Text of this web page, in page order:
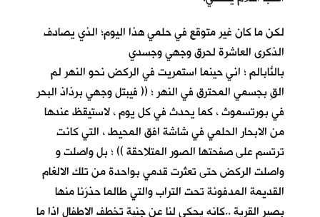
لكن ما كان غير متوقعٍ في حلمي هذا اليوم؛ الذي يصادف
الذكرى العاشرة لحرق وجهي وجسدي
بالنّابالم ؛ اني حينما استمريتُ في الركض نحو النهر لم
القِ بجسمي المحترق في النهر ؛ (( فيبتل وجهي برذاذ البحر
في بورتسموث ، كما يحدث في كل يوم ، لاستيقظ عندها
من الابحار الحلمي في شاشة افق المحيط ، التي كانت
ترتسم على صفحتها الصور المتلاحقة )) ؛ بل واصلت و
واصلت الركض حتى تعثرت قدمي بواحدة من تلك الالغام
القديمة المدفونة تحت التراب والتي طالما حذرَنا منها
بصير القرية ..كانه يحكي لنا عن جنية تخطف الاطفال اذا ما